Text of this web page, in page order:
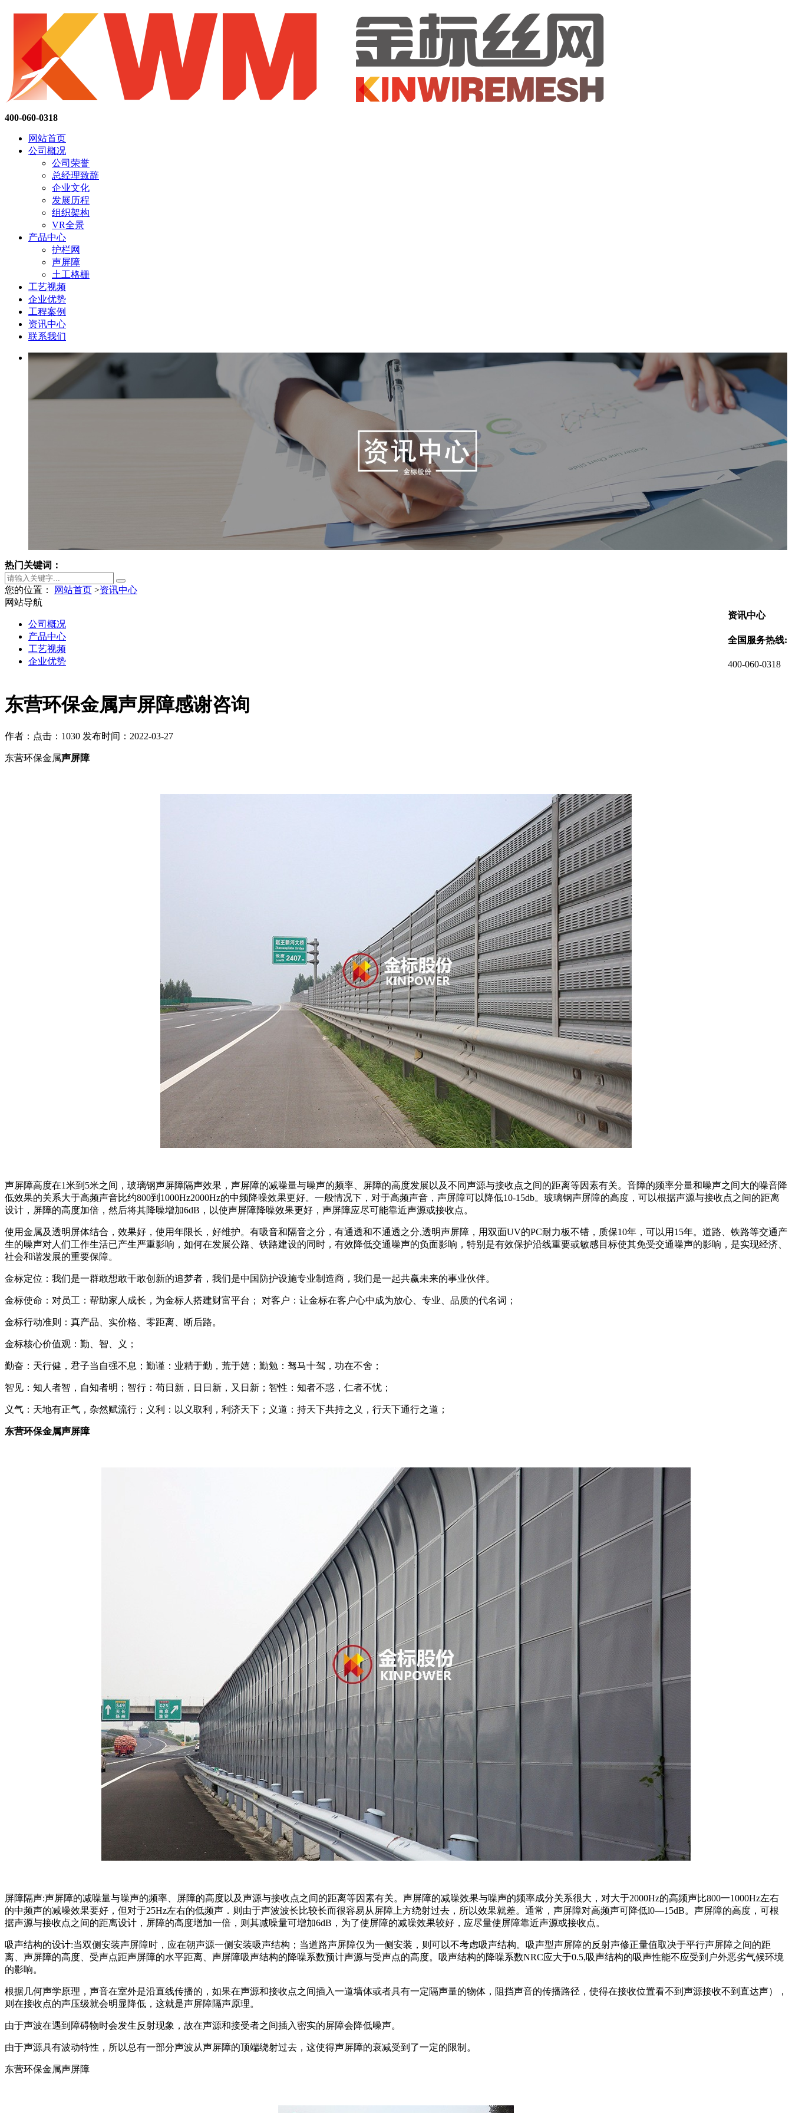
400-060-0318
网站首页
公司概况
公司荣誉
总经理致辞
企业文化
发展历程
组织架构
VR全景
产品中心
护栏网
声屏障
土工格栅
工艺视频
企业优势
工程案例
资讯中心
联系我们
热门关键词：
您的位置： 网站首页 >资讯中心
资讯中心
全国服务热线:
400-060-0318
东营环保金属声屏障感谢咨询
作者： 点击：1030 发布时间：2022-03-27
东营环保金属声屏障
声屏障高度在1米到5米之间，玻璃钢声屏障隔声效果，声屏障的减噪量与噪声的频率、屏障的高度发展以及不同声源与接收点之间的距离等因素有关。音障的频率分量和噪声之间大的噪音降
低效果的关系大于高频声音比约800到1000Hz2000Hz的中频降噪效果更好。一般情况下，对于高频声音，声屏障可以降低10-15db。玻璃钢声屏障的高度，可以根据声源与接收点之间的距离
设计，屏障的高度加倍，然后将其降噪增加6dB，以使声屏障降噪效果更好，声屏障应尽可能靠近声源或接收点。
使用金属及透明屏体结合，效果好，使用年限长，好维护。有吸音和隔音之分，有通透和不通透之分,透明声屏障，用双面UV的PC耐力板不错，质保10年，可以用15年。道路、铁路等交通产
生的噪声对人们工作生活已产生严重影响，如何在发展公路、铁路建设的同时，有效降低交通噪声的负面影响，特别是有效保护沿线重要或敏感目标使其免受交通噪声的影响，是实现经济、
社会和谐发展的重要保障。
金标定位：我们是一群敢想敢干敢创新的追梦者，我们是中国防护设施专业制造商，我们是一起共赢未来的事业伙伴。
金标使命：对员工：帮助家人成长，为金标人搭建财富平台； 对客户：让金标在客户心中成为放心、专业、品质的代名词；
金标行动准则：真产品、实价格、零距离、断后路。
金标核心价值观：勤、智、义；
勤奋：天行健，君子当自强不息；勤谨：业精于勤，荒于嬉；勤勉：驽马十驾，功在不舍；
智见：知人者智，自知者明；智行：苟日新，日日新，又日新；智性：知者不惑，仁者不忧；
义气：天地有正气，杂然赋流行；义利：以义取利，利济天下；义道：持天下共持之义，行天下通行之道；
东营环保金属声屏障
屏障隔声:声屏障的减噪量与噪声的频率、屏障的高度以及声源与接收点之间的距离等因素有关。声屏障的减噪效果与噪声的频率成分关系很大，对大于2000Hz的高频声比800一1000Hz左右
的中频声的减噪效果要好，但对于25Hz左右的低频声．则由于声波波长比较长而很容易从屏障上方绕射过去，所以效果就差。通常，声屏障对高频声可降低l0—15dB。声屏障的高度，可根
据声源与接收点之间的距离设计，屏障的高度增加一倍，则其减噪量可增加6dB，为了使屏障的减噪效果较好，应尽量使屏障靠近声源或接收点。
吸声结构的设计:当双侧安装声屏障时，应在朝声源一侧安装吸声结构；当道路声屏障仅为一侧安装，则可以不考虑吸声结构。吸声型声屏障的反射声修正量值取决于平行声屏障之间的距
离、声屏障的高度、受声点距声屏障的水平距离、声屏障吸声结构的降噪系数预计声源与受声点的高度。吸声结构的降噪系数NRC应大于0.5,吸声结构的吸声性能不应受到户外恶劣气候环境
的影响。
根据几何声学原理，声音在室外是沿直线传播的，如果在声源和接收点之间插入一道墙体或者具有一定隔声量的物体，阻挡声音的传播路径，使得在接收位置看不到声源接收不到直达声），
则在接收点的声压级就会明显降低，这就是声屏障隔声原理。
由于声波在遇到障碍物时会发生反射现象，故在声源和接受者之间插入密实的屏障会降低噪声。
由于声源具有波动特性，所以总有一部分声波从声屏障的顶端绕射过去，这使得声屏障的衰减受到了一定的限制。
东营环保金属声屏障
网站导航
公司概况
产品中心
工艺视频
企业优势